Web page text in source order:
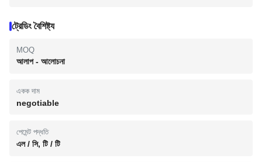
ট্রেডিং বৈশিষ্ট্য
MOQ
আলাপ - আলোচনা
একক দাম
negotiable
পেমেন্ট পদ্ধতি
এল / সি, টি / টি